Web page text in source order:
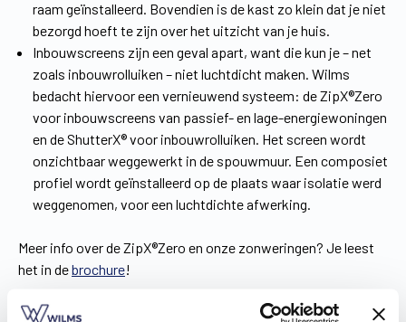
raam geïnstalleerd. Bovendien is de kast zo klein dat je niet
bezorgd hoeft te zijn over het uitzicht van je huis.
Inbouwscreens zijn een geval apart, want die kun je – net
zoals inbouwrolluiken – niet luchtdicht maken. Wilms
bedacht hiervoor een vernieuwend systeem: de ZipX®Zero
voor inbouwscreens van passief- en lage-energiewoningen
en de ShutterX® voor inbouwrolluiken. Het screen wordt
onzichtbaar weggewerkt in de spouwmuur. Een composiet
profiel wordt geïnstalleerd op de plaats waar isolatie werd
weggenomen, voor een luchtdichte afwerking.
Meer info over de ZipX®Zero en onze zonweringen? Je leest
het in debrochure!